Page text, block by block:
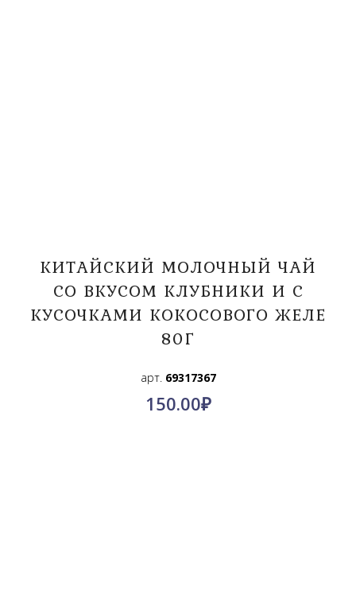
КИТАЙСКИЙ МОЛОЧНЫЙ ЧАЙ
СО ВКУСОМ КЛУБНИКИ И С
КУСОЧКАМИ КОКОСОВОГО ЖЕЛЕ
80Г
арт. 69317367
150.00₽